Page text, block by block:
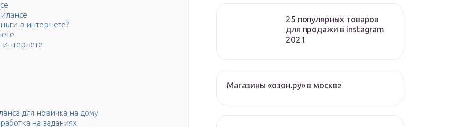
в интернете?
интернете
для новичка на дому
на заданиях
25 популярных товаров
для продажи в instagram
2021
Магазины «озон.ру» в москве